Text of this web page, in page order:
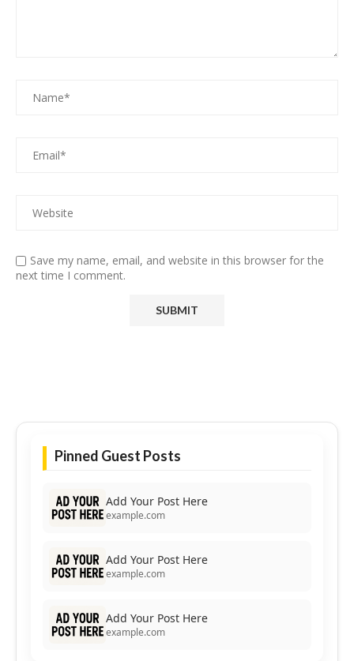
Save my name, email, and website in this browser for the
next time I comment.
Pinned Guest Posts
Add Your Post Here
example.com
Add Your Post Here
example.com
Add Your Post Here
example.com